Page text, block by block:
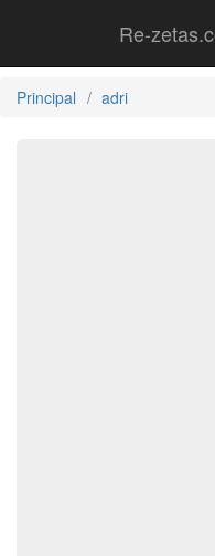
Re-
Principal adri